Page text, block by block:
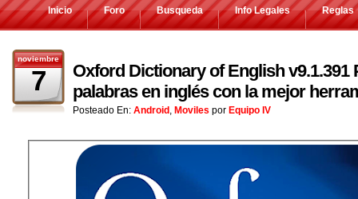
Inicio Foro Busqueda Info Legales Reglas
noviembre
7
Oxford Dictionary of English v9.1.391
palabras en inglés con la mejor
Posteado En: Android , Moviles por Equipo IV